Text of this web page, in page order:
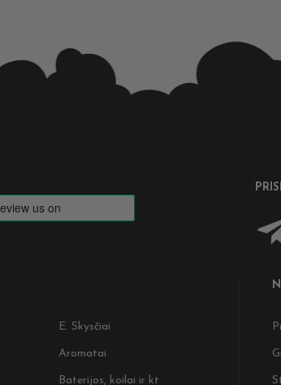
E. Skysčiai
Aromatai
Baterijos, koilai ir kt